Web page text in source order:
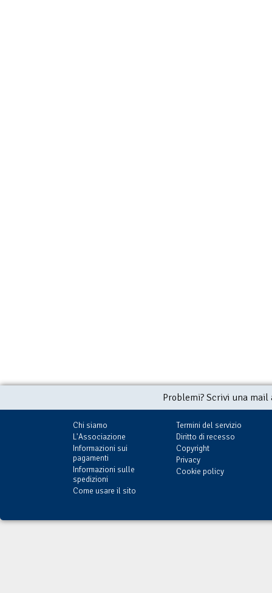
Problemi? Scrivi una
Chi siamo
L'Associazione
Informazioni sui
pagamenti
Informazioni sulle
spedizioni
Come usare il sito
Termini del servizio
Diritto di recesso
Copyright
Privacy
Cookie policy